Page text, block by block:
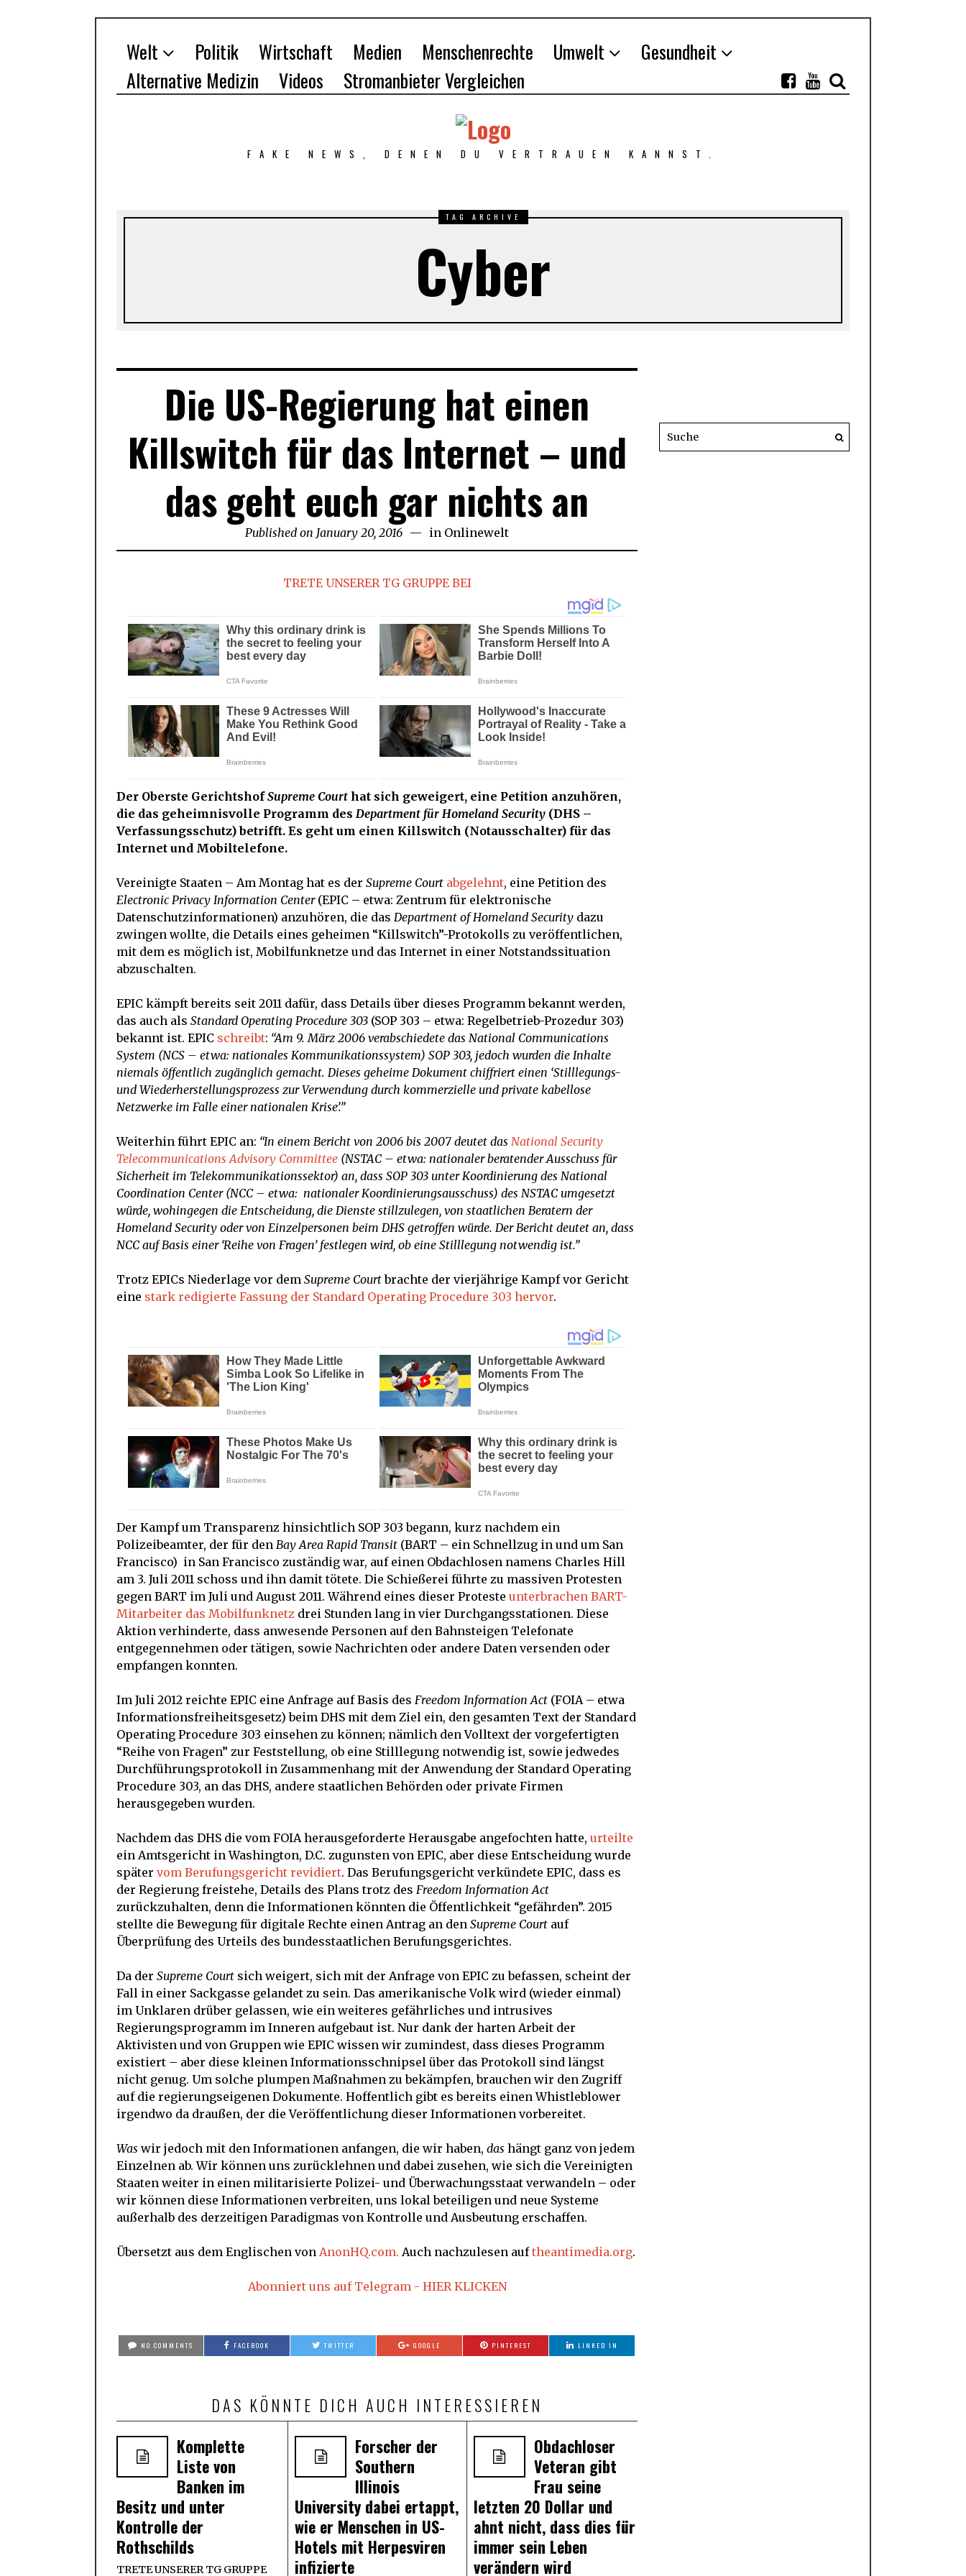
Welt Politik Wirtschaft Medien Menschenrechte Umwelt
Gesundheit
Alternative Medizin
Videos Stromanbieter Vergleichen
FAKE NEWS, DENEN DU VERTRAUEN KANNST.
TAG ARCHIVE
Cyber
Die US-Regierung hat einen
Killswitch für das Internet – und
das geht euch gar nichts an
Published on January 20, 2016 January
20,
in Onlinewelt
TRETE UNSERER TG GRUPPE BEI
Der Oberste GerichtshofSupreme Court hat sich geweigert, eine Petition anzuhören,
die das geheimnisvolle Programm des Department für Homeland Security (DHS –
Verfassungsschutz) betrifft. Es geht um einen Killswitch (Notausschalter) für das
Internet und Mobiltelefone.
Vereinigte Staaten – Am Montag hat es der Supreme Court abgelehnt, eine Petition des
Electronic Privacy Information Center(EPIC – etwa: Zentrum für elektronische
Datenschutzinformationen) anzuhören, die das Department of Homeland Security dazu
zwingen wollte, die Details eines geheimen “Killswitch”-Protokolls zu veröffentlichen,
mit dem es möglich ist, Mobilfunknetze und das Internet in einer Notstandssituation
abzuschalten.
EPIC kämpft bereits seit 2011 dafür, dass Details über dieses Programm bekannt werden,
das auch als Standard Operating Procedure 303 (SOP 303 – etwa: Regelbetrieb-Prozedur 303)
bekannt ist. EPIC schreibt: “Am 9. März 2006 verabschiedete das National Communications
System (NCS – etwa: nationales Kommunikationssystem) SOP 303, jedoch wurden die Inhalte
niemals öffentlich zugänglich gemacht. Dieses geheime Dokument chiffriert einen ‘Stilllegungs-
und Wiederherstellungsprozess zur Verwendung durch kommerzielle und private kabellose
Netzwerke im Falle einer nationalen Krise’.”
Weiterhin führt EPIC an: “In einem Bericht von 2006 bis 2007 deutet das National Security
Telecommunications Advisory Committee (NSTAC – etwa: nationaler beratender Ausschuss für
Sicherheit im Telekommunikationssektor) an, dass SOP 303 unter Koordinierung des National
Coordination Center (NCC – etwa: nationaler Koordinierungsausschuss) des NSTAC umgesetzt
würde, wohingegen die Entscheidung, die Dienste stillzulegen, von staatlichen Beratern der
Homeland Security oder von Einzelpersonen beim DHS getroffen würde. Der Bericht deutet an, dass
NCC auf Basis einer ‘Reihe von Fragen’ festlegen wird, ob eine Stilllegung notwendig ist.”
Trotz EPICs Niederlage vor dem Supreme Courtbrachte der vierjährige Kampf vor Gericht
eine stark redigierte Fassung der Standard Operating Procedure 303 hervor.
Der Kampf um Transparenz hinsichtlich SOP 303 begann, kurz nachdem ein
Polizeibeamter, der für den Bay Area Rapid Transit (BART – ein Schnellzug in und um San
Francisco) in San Francisco zuständig war, auf einen Obdachlosen namens Charles Hill
am 3. Juli 2011 schoss und ihn damit tötete. Die Schießerei führte zu massiven Protesten
gegen BART im Juli und August 2011. Während eines dieser Proteste unterbrachen BART-
Mitarbeiter das Mobilfunknetz drei Stunden lang in vier Durchgangsstationen. Diese
Aktion verhinderte, dass anwesende Personen auf den Bahnsteigen Telefonate
entgegennehmen oder tätigen, sowie Nachrichten oder andere Daten versenden oder
empfangen konnten.
Im Juli 2012 reichte EPIC eine Anfrage auf Basis des Freedom Information Act (FOIA – etwa
Informationsfreiheitsgesetz) beim DHS mit dem Ziel ein, den gesamten Text der Standard
Operating Procedure 303 einsehen zu können; nämlich den Volltext der vorgefertigten
“Reihe von Fragen” zur Feststellung, ob eine Stilllegung notwendig ist, sowie jedwedes
Durchführungsprotokoll in Zusammenhang mit der Anwendung der Standard Operating
Procedure 303, an das DHS, andere staatlichen Behörden oder private Firmen
herausgegeben wurden.
Nachdem das DHS die vom FOIA herausgeforderte Herausgabe angefochten hatte, urteilte
ein Amtsgericht in Washington, D.C. zugunsten von EPIC, aber diese Entscheidung wurde
später vom Berufungsgericht revidiert. Das Berufungsgericht verkündete EPIC, dass es
der Regierung freistehe, Details des Plans trotz des Freedom Information Act
zurückzuhalten, denn die Informationen könnten die Öffentlichkeit “gefährden”. 2015
stellte die Bewegung für digitale Rechte einen Antrag an den Supreme Court auf
Überprüfung des Urteils des bundesstaatlichen Berufungsgerichtes.
Da der Supreme Court sich weigert, sich mit der Anfrage von EPIC zu befassen, scheint der
Fall in einer Sackgasse gelandet zu sein. Das amerikanische Volk wird (wieder einmal)
im Unklaren drüber gelassen, wie ein weiteres gefährliches und intrusives
Regierungsprogramm im Inneren aufgebaut ist. Nur dank der harten Arbeit der
Aktivisten und von Gruppen wie EPIC wissen wir zumindest, dass dieses Programm
existiert – aber diese kleinen Informationsschnipsel über das Protokoll sind längst
nicht genug. Um solche plumpen Maßnahmen zu bekämpfen, brauchen wir den Zugriff
auf die regierungseigenen Dokumente. Hoffentlich gibt es bereits einen Whistleblower
irgendwo da draußen, der die Veröffentlichung dieser Informationen vorbereitet.
Was wir jedoch mit den Informationen anfangen, die wir haben, das hängt ganz von jedem
Einzelnen ab. Wir können uns zurücklehnen und dabei zusehen, wie sich die Vereinigten
Staaten weiter in einen militarisierte Polizei- und Überwachungsstaat verwandeln – oder
wir können diese Informationen verbreiten, uns lokal beteiligen und neue Systeme
außerhalb des derzeitigen Paradigmas von Kontrolle und Ausbeutung erschaffen.
Übersetzt aus dem Englischen von AnonHQ.com. Auch nachzulesen auftheantimedia.org.
Abonniert uns auf Telegram - HIER KLICKEN
NO COMMENTS FACEBOOK TWITTER GOOGLE PINTEREST LINKED IN
DAS KÖNNTE DICH AUCH INTERESSIEREN
Komplette
Liste von
Banken im
Besitz und unter
Kontrolle der
Rothschilds
TRETE UNSERER TG GRUPPE
Forscher der
Southern
Illinois
University dabei ertappt,
wie er Menschen in US-
Hotels mit Herpesviren
infizierte
Obdachloser
Veteran gibt
Frau seine
letzten 20 Dollar und
ahnt nicht, dass dies für
immer sein Leben
verändern wird